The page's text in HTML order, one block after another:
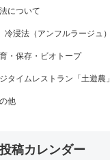
について
冷浸法（アンフルラージュ）
・保存・ビオトープ
タイムレストラン「土遊農」
他
投稿カレンダー